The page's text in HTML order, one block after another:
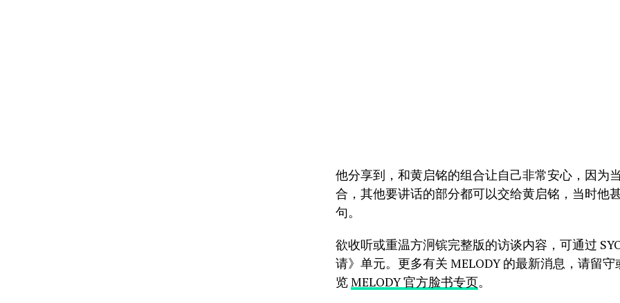
他分享到，和黄启铭的组合让自己非常安心，因为
合，其他要讲话的部分都可以交给黄启铭，当时他
句。
欲收听或重温方泂镔完整版的访谈内容，可通过
请》单元。更多有关 MELODY 的最新消息，请留守
览MELODY 官方脸书专页。